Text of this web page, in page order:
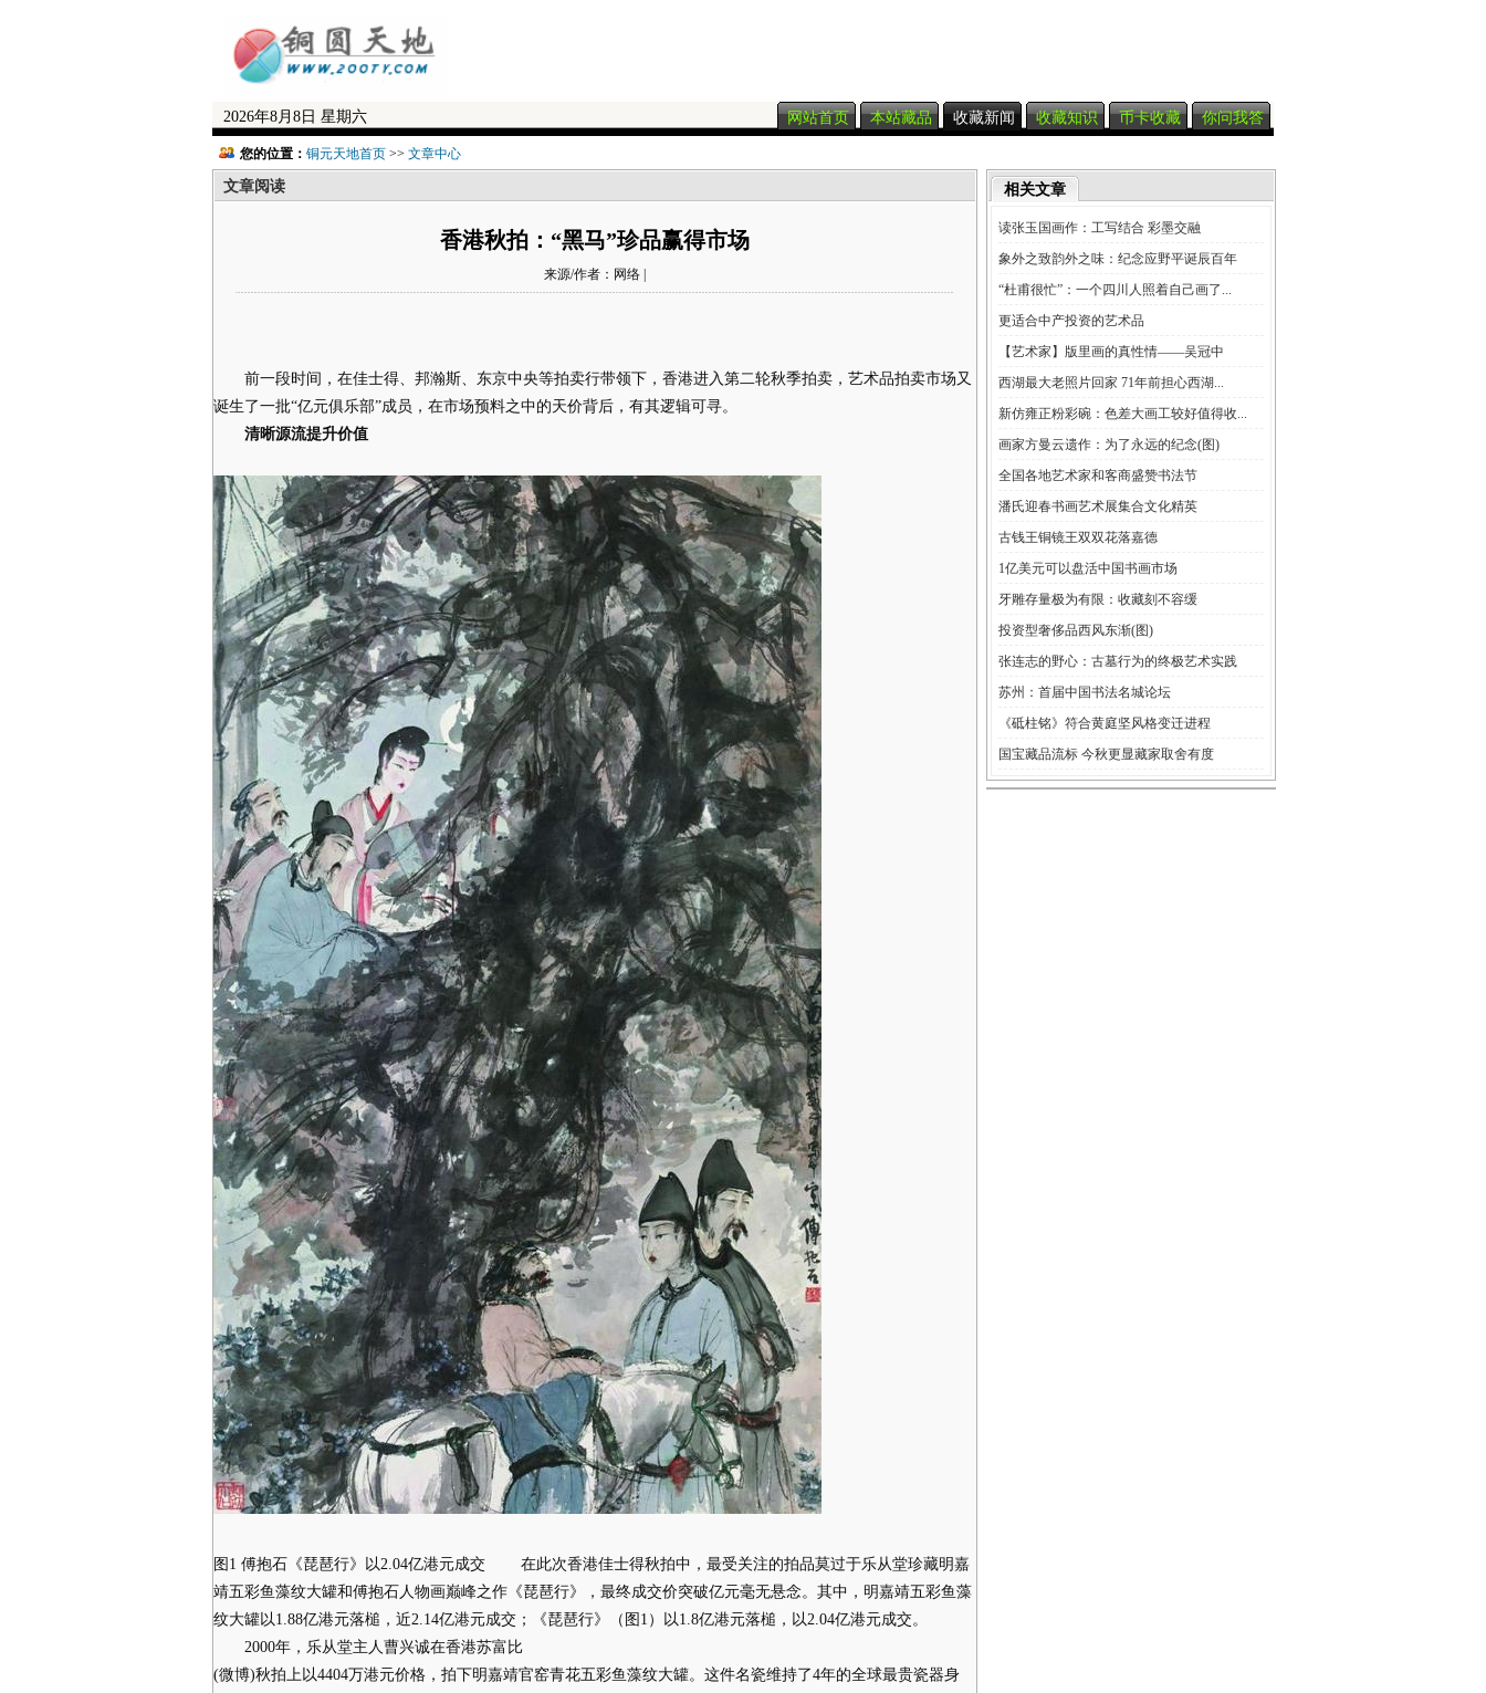
2026年8月8日 星期六 网站首页 本站藏品 收藏新闻 收藏知识 币卡收藏 你问我答
您的位置： 铜元天地首页 >> 文章中心
文章阅读
香港秋拍：“黑马”珍品赢得市场
来源/作者：网络 |
前一段时间，在佳士得、邦瀚斯、东京中央等拍卖行带领下，香港进入第二轮秋季拍卖，艺术品拍卖市场又
诞生了一批“亿元俱乐部”成员，在市场预料之中的天价背后，有其逻辑可寻。
清晰源流提升价值
图1 傅抱石《琵琶行》以2.04亿港元成交 在此次香港佳士得秋拍中，最受关注的拍品莫过于乐从堂珍藏明嘉
靖五彩鱼藻纹大罐和傅抱石人物画巅峰之作《琵琶行》，最终成交价突破亿元毫无悬念。其中，明嘉靖五彩鱼藻
纹大罐以1.88亿港元落槌，近2.14亿港元成交；《琵琶行》（图1）以1.8亿港元落槌，以2.04亿港元成交。
2000年，乐从堂主人曹兴诚在香港苏富比
(微博)秋拍上以4404万港元价格，拍下明嘉靖官窑青花五彩鱼藻纹大罐。这件名瓷维持了4年的全球最贵瓷器身
相关文章
读张玉国画作：工写结合 彩墨交融
象外之致韵外之味：纪念应野平诞辰百年
“杜甫很忙”：一个四川人照着自己画了...
更适合中产投资的艺术品
【艺术家】版里画的真性情——吴冠中
西湖最大老照片回家 71年前担心西湖...
新仿雍正粉彩碗：色差大画工较好值得收...
画家方曼云遗作：为了永远的纪念(图)
全国各地艺术家和客商盛赞书法节
潘氏迎春书画艺术展集合文化精英
古钱王铜镜王双双花落嘉德
1亿美元可以盘活中国书画市场
牙雕存量极为有限：收藏刻不容缓
投资型奢侈品西风东渐(图)
张连志的野心：古墓行为的终极艺术实践
苏州：首届中国书法名城论坛
《砥柱铭》符合黄庭坚风格变迁进程
国宝藏品流标 今秋更显藏家取舍有度